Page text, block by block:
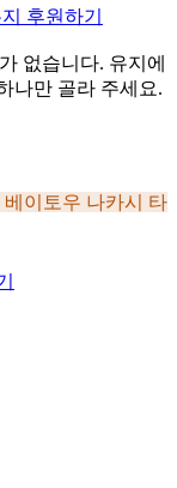
후원하기
없습니다. 유지에
나만 골라 주세요.
베이토우 나카시 타